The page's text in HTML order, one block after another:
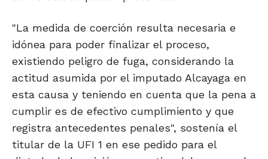
"La medida de coerción resulta necesaria e
idónea para poder finalizar el proceso,
existiendo peligro de fuga, considerando la
actitud asumida por el imputado Alcayaga en
esta causa y teniendo en cuenta que la pena a
cumplir es de efectivo cumplimiento y que
registra antecedentes penales", sostenía el
titular de la UFI 1 en ese pedido para el